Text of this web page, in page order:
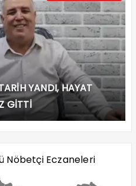
YANDI, HAYAT
GİTTİ